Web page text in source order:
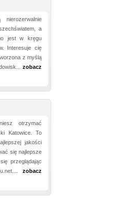
nierozerwalnie
a
jest w kręgu
Interesuje cię
z myślą
zobacz
otrzymać
Katowice. To
jakości
się najlepsze
przeglądając
zobacz